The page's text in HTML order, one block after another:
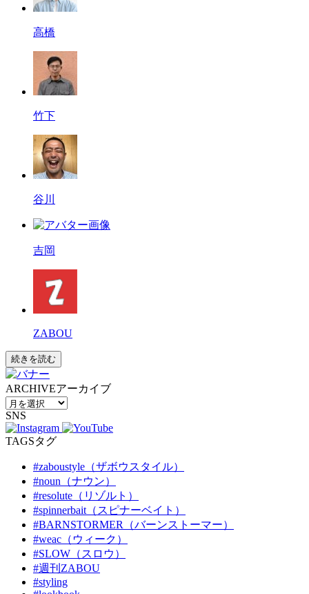
高橋
竹下
谷川
吉岡
ZABOU
続きを読む
ARCHIVEアーカイブ
SNS
TAGSタグ
#zaboustyle（ザボウスタイル）
#noun（ナウン）
#resolute（リゾルト）
#spinnerbait（スピナーベイト）
#BARNSTORMER（バーンストーマー）
#weac（ウィーク）
#SLOW（スロウ）
#週刊ZABOU
#styling